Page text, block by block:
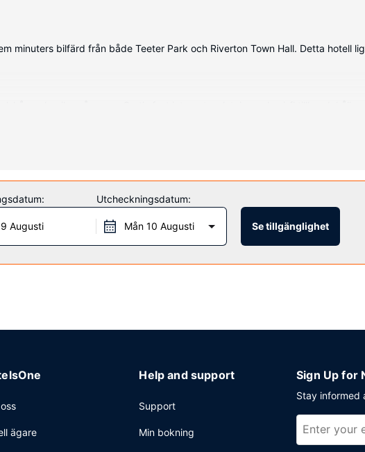
minuters bilfärd från både Teeter Park och Riverton Town Hall. Detta hotell
gratis toalettartiklar och hårtorkar. På rummet finns skrivbord och kaffe-
Augusti
Utcheckningsdatum:
Mån 10 Augusti Se tillgänglighet
ägare
Help and support
Support
Min bokning
Sign Up for
Stay informed